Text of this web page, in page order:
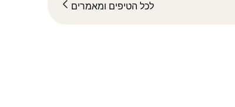
לכל הטיפים ומאמרים